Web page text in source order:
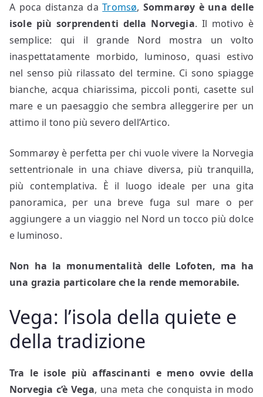
A poca distanza daTromsø, Sommarøy è una delle
isole più sorprendenti della Norvegia. Il motivo è
semplice: qui il grande Nord mostra un volto
inaspettatamente morbido, luminoso, quasi estivo
nel senso più rilassato del termine. Ci sono spiagge
bianche, acqua chiarissima, piccoli ponti, casette sul
mare e un paesaggio che sembra alleggerire per un
attimo il tono più severo dell’Artico.
Sommarøy è perfetta per chi vuole vivere la Norvegia
settentrionale in una chiave diversa, più tranquilla,
più contemplativa. È il luogo ideale per una gita
panoramica, per una breve fuga sul mare o per
aggiungere a un viaggio nel Nord un tocco più dolce
e luminoso.
Non ha la monumentalità delle Lofoten, ma ha
una grazia particolare che la rende memorabile.
Vega: l’isola della quiete e
della tradizione
Tra le isole più affascinanti e meno ovvie della
Norvegia c’è Vega, una meta che conquista in modo